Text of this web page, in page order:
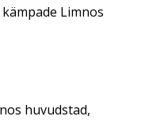
Limnos
huvudstad,